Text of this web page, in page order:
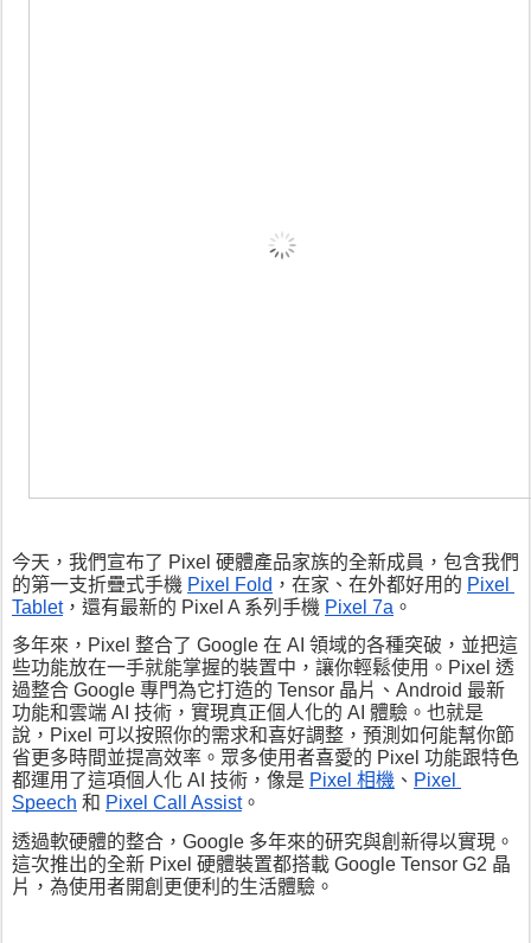
今天，我們宣布了 Pixel 硬體產品家族的全新成員，包含我們
的第一支折疊式手機 Pixel Fold ，在家、在外都好用的 Pixel
Tablet，還有最新的 Pixel A 系列手機 Pixel 7a 。
多年來，Pixel 整合了 Google 在 AI 領域的各種突破，並把這
些功能放在一手就能掌握的裝置中，讓你輕鬆使用。Pixel 透
過整合 Google 專門為它打造的 Tensor 晶片、Android 最新
功能和雲端 AI 技術，實現真正個人化的 AI 體驗。也就是
說，Pixel 可以按照你的需求和喜好調整，預測如何能幫你節
省更多時間並提高效率。眾多使用者喜愛的 Pixel 功能跟特色
都運用了這項個人化 AI 技術，像是 Pixel 相機 、 Pixel
Speech 和 Pixel Call Assist。
透過軟硬體的整合，Google 多年來的研究與創新得以實現。
這次推出的全新 Pixel 硬體裝置都搭載 Google Tensor G2 晶
片，為使用者開創更便利的生活體驗。